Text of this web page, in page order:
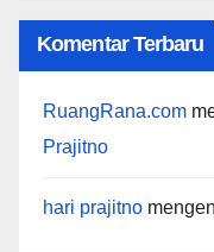
Komentar Terbaru
RuangRana.com
Prajitno
hari prajitno